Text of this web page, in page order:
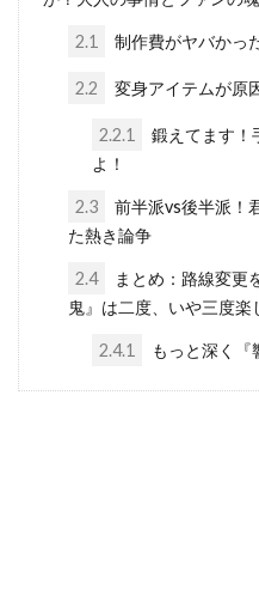
2.1 制作費がヤバかっ
2.2 変身アイテムが原
2.2.1
鍛えてます！
よ！
2.3
前半派vs後半派！
た熱き論争
2.4
まとめ：路線変更
鬼』は二度、いや三度楽
2.4.1 もっと深く『